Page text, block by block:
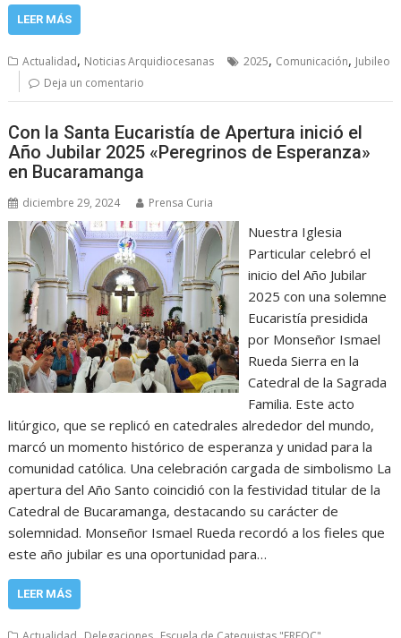
LEER MÁS
Actualidad, Noticias Arquidiocesanas 2025, Comunicación, Jubileo
Deja un comentario
Con la Santa Eucaristía de Apertura inició el
Año Jubilar 2025 «Peregrinos de Esperanza»
en Bucaramanga
diciembre 29, 2024 Prensa Curia
Nuestra Iglesia
Particular celebró el
inicio del Año Jubilar
2025 con una solemne
Eucaristía presidida
por Monseñor Ismael
Rueda Sierra en la
Catedral de la Sagrada
Familia. Este acto
litúrgico, que se replicó en catedrales alrededor del mundo,
marcó un momento histórico de esperanza y unidad para la
comunidad católica. Una celebración cargada de simbolismo La
apertura del Año Santo coincidió con la festividad titular de la
Catedral de Bucaramanga, destacando su carácter de
solemnidad. Monseñor Ismael Rueda recordó a los fieles que
este año jubilar es una oportunidad para…
LEER MÁS
, , ,